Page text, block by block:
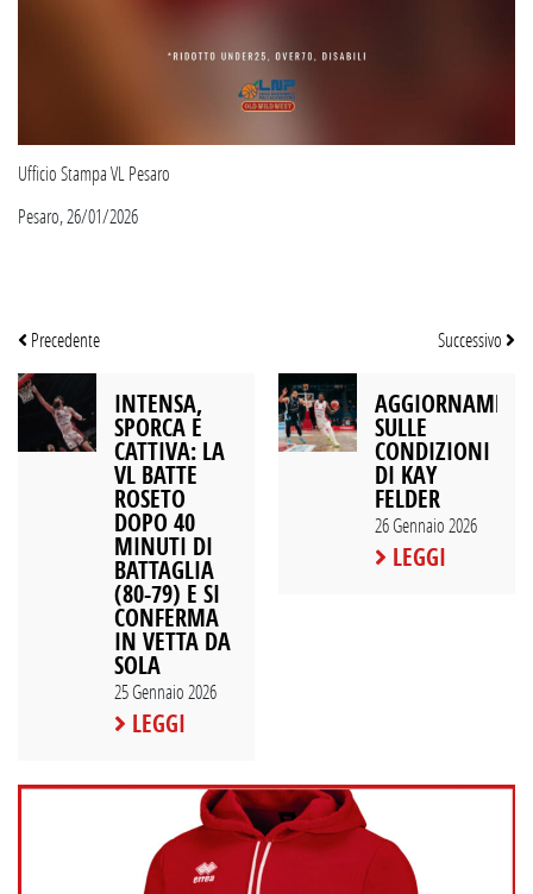
Ufficio Stampa VL Pesaro
Pesaro, 26/01/2026
Precedente
INTENSA,
SPORCA E
CATTIVA: LA
VL BATTE
ROSETO
DOPO 40
MINUTI DI
BATTAGLIA
(80-79) E SI
CONFERMA
IN VETTA DA
SOLA
25 Gennaio 2026
LEGGI
Successivo
SULLE
CONDIZIONI
DI KAY
FELDER
26 Gennaio 2026
LEGGI